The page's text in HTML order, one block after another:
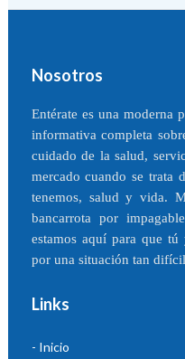
Nosotros
Entérate es una moderna
informativa completa
cuidado de la salud,
mercado cuando se trata
tenemos, salud y vida.
bancarrota por
estamos aquí para que
por una situación tan
Links
- Inicio